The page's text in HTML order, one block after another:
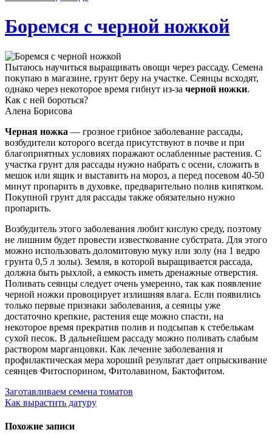
Боремся с черной ножкой
Пытаюсь научиться выращивать овощи через рассаду. Семена
покупаю в магазине, грунт беру на участке. Сеянцы всходят,
однако через некоторое время гибнут из-за черной ножки.
Как с ней бороться?
Алена Борисова
Черная ножка — грозное грибное заболевание рассады,
возбудители которого всегда присутствуют в почве и при
благоприятных условиях поражают ослабленные растения. С
участка грунт для рассады нужно набрать с осени, сложить в
мешок или ящик и выставить на мороз, а перед посевом 40-50
минут пропарить в духовке, предварительно полив кипятком.
Покупной грунт для рассады также обязательно нужно
пропарить.
Возбудитель этого заболевания любит кислую среду, поэтому
не лишним будет провести известкование субстрата. Для этого
можно использовать доломитовую муку или золу (на 1 ведро
грунта 0,5 л золы). Земля, в которой выращивается рассада,
должна быть рыхлой, а емкость иметь дренажные отверстия.
Поливать сеянцы следует очень умеренно, так как появление
черной ножки провоцирует излишняя влага. Если появились
только первые признаки заболевания, а сеянцы уже
достаточно крепкие, растения еще можно спасти, на
некоторое время прекратив полив и подсыпав к стебелькам
сухой песок. В дальнейшем рассаду можно поливать слабым
раствором марганцовки. Как лечение заболевания и
профилактическая мера хороший результат дает опрыскивание
сеянцев Фитоспорином, Фитолавином, Бактофитом.
Навигация
по
записям
Заготавливаем семена томатов
Как вырастить датуру
Похожие записи